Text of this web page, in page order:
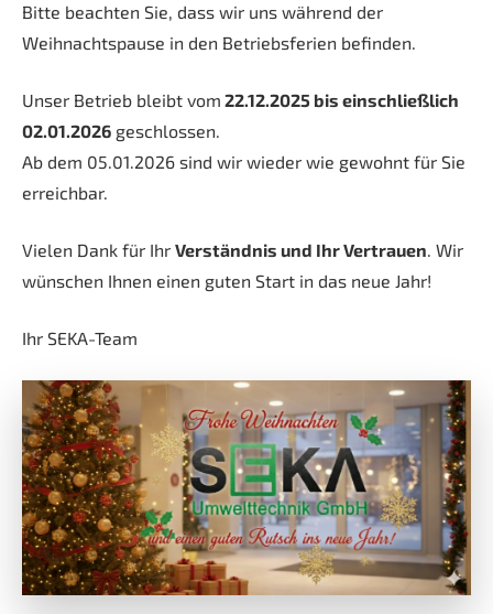
Bitte beachten Sie, dass wir uns während der
Weihnachtspause in den Betriebsferien befinden.
Unser Betrieb bleibt vom 22.12.2025 bis einschließlich
02.01.2026 geschlossen.
Ab dem 05.01.2026 sind wir wieder wie gewohnt für Sie
erreichbar.
Vielen Dank für Ihr Verständnis und Ihr Vertrauen. Wir
wünschen Ihnen einen guten Start in das neue Jahr!
Ihr SEKA-Team